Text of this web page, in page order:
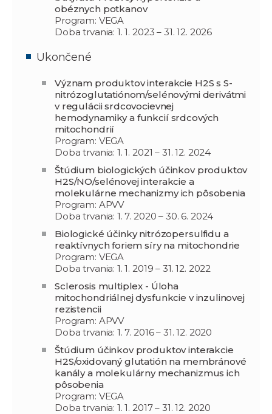
obéznych potkanov
Program: VEGA
Doba trvania: 1. 1. 2023 – 31. 12. 2026
Ukončené
Význam produktov interakcie H2S s S-
nitrózoglutatiónom/selénovými derivátmi
v regulácii srdcovocievnej
hemodynamiky a funkcií srdcových
mitochondrií
Program: VEGA
Doba trvania: 1. 1. 2021 – 31. 12. 2024
Štúdium biologických účinkov produktov
H2S/NO/selénovej interakcie a
molekulárne mechanizmy ich pôsobenia
Program: APVV
Doba trvania: 1. 7. 2020 – 30. 6. 2024
Biologické účinky nitrózopersulfidu a
reaktívnych foriem síry na mitochondrie
Program: VEGA
Doba trvania: 1. 1. 2019 – 31. 12. 2022
Sclerosis multiplex - Úloha
mitochondriálnej dysfunkcie v inzulinovej
rezistencii
Program: APVV
Doba trvania: 1. 7. 2016 – 31. 12. 2020
Štúdium účinkov produktov interakcie
H2S/oxidovaný glutatión na membránové
kanály a molekulárny mechanizmus ich
pôsobenia
Program: VEGA
Doba trvania: 1. 1. 2017 – 31. 12. 2020